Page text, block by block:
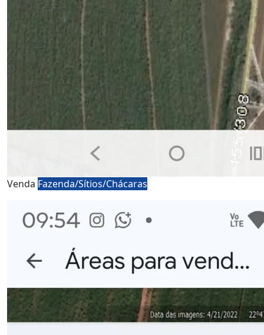
Venda Fazenda/Sítios/Chácaras